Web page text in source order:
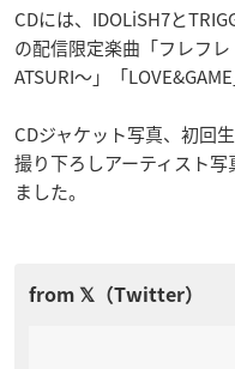
CDには、IDOLiSH7と
の配信限定楽曲「フレフ
ATSURI～」「
CDジャケット写真、初回
撮り下ろしアーティスト
ました。